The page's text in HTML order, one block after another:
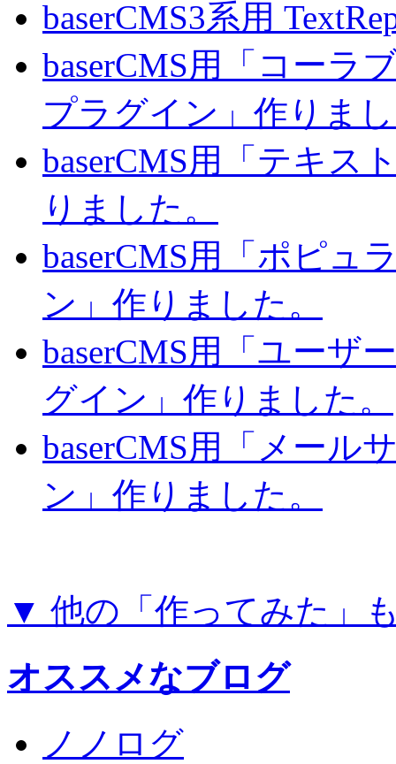
baserCMS3系用
baserCMS用「コーラ
プラグイン」作りま
baserCMS用「テキス
りました。
baserCMS用「ポピュ
ン」作りました。
baserCMS用「ユーザ
グイン」作りました。
baserCMS用「メール
ン」作りました。
▼ 他の「作ってみた」
オススメなブログ
ノノログ